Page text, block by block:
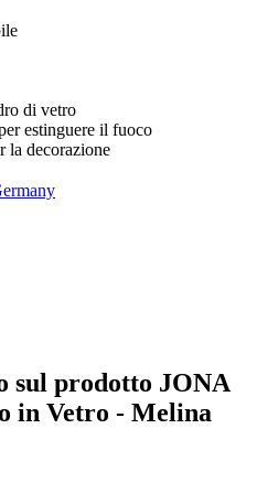
di vetro
estinguere il fuoco
la decorazione
sul prodotto JONA
in Vetro - Melina